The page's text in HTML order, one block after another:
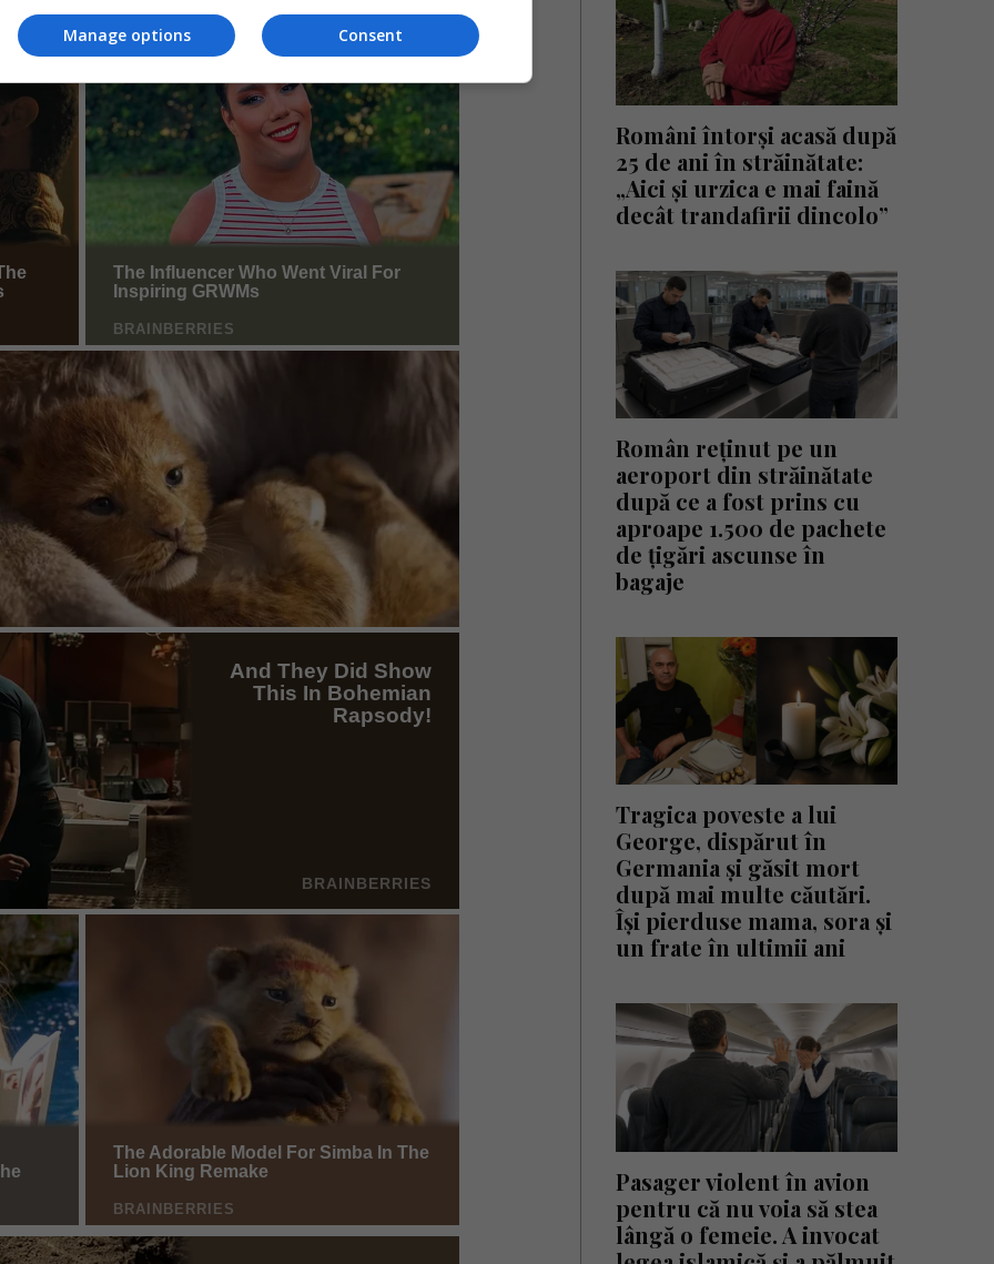
Români întorși acasă după
25 de ani în străinătate:
„Aici și urzica e mai faină
decât trandafirii dincolo”
Român reținut pe un
aeroport din străinătate
după ce a fost prins cu
aproape 1.500 de pachete
de țigări ascunse în
bagaje
Tragica poveste a lui
George, dispărut în
Germania și găsit mort
după mai multe căutări.
Își pierduse mama, sora și
un frate în ultimii ani
Pasager violent în avion
pentru că nu voia să stea
lângă o femeie. A invocat
Consent
Manage options